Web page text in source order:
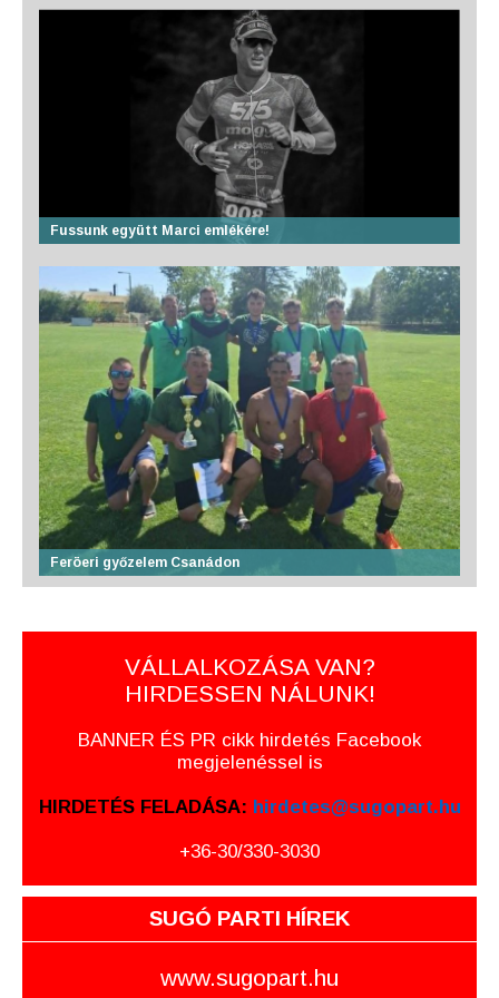
Fussunk együtt Marci emlékére!
Feröeri győzelem Csanádon
VÁLLALKOZÁSA VAN?
HIRDESSEN NÁLUNK!
BANNER ÉS PR cikk hirdetés Facebook
megjelenéssel is
HIRDETÉS FELADÁSA: hirdetes@sugopart.hu
+36-30/330-3030
SUGÓ PARTI HÍREK
www.sugopart.hu